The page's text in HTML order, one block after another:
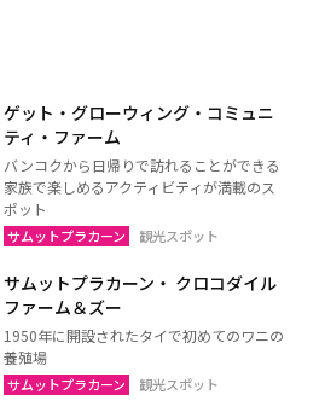
ゲット・グローウィング・コミュニ
ティ・ファーム
バンコクから日帰りで訪れることができる
家族で楽しめるアクティビティが満載のス
ポット
サムットプラカーン 観光スポット
サムットプラカーン・ クロコダイル
ファーム＆ズー
1950年に開設されたタイで初めてのワニの
養殖場
サムットプラカーン 観光スポット